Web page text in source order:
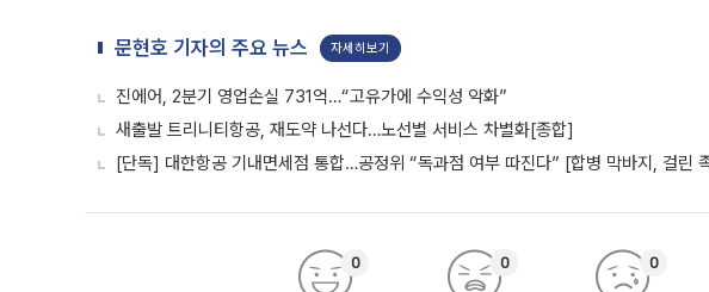
문현호 기자의 주요 뉴스 자세히보기
진에어, 2분기 영업손실 731억…“고유가에 수익성 악화”
새출발 트리니티항공, 재도약 나선다…노선별 서비스 차별화[종합]
[단독] 대한항공 기내면세점 통합…공정위 “독과점 여부 따진다” [합병 막바지, 걸린
0 0 0